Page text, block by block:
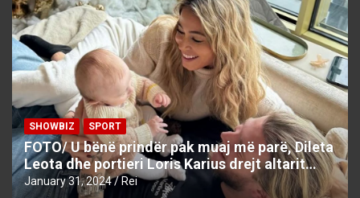
SHOWBIZ SPORT
FOTO/ U bënë prindër pak muaj më parë, Dileta
Leota dhe portieri Loris Karius drejt altarit…
January 31, 2024 Rei